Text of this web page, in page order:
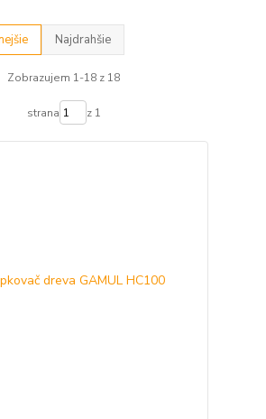
Najdrahšie
Zobrazujem 1-18 z 18
strana z 1